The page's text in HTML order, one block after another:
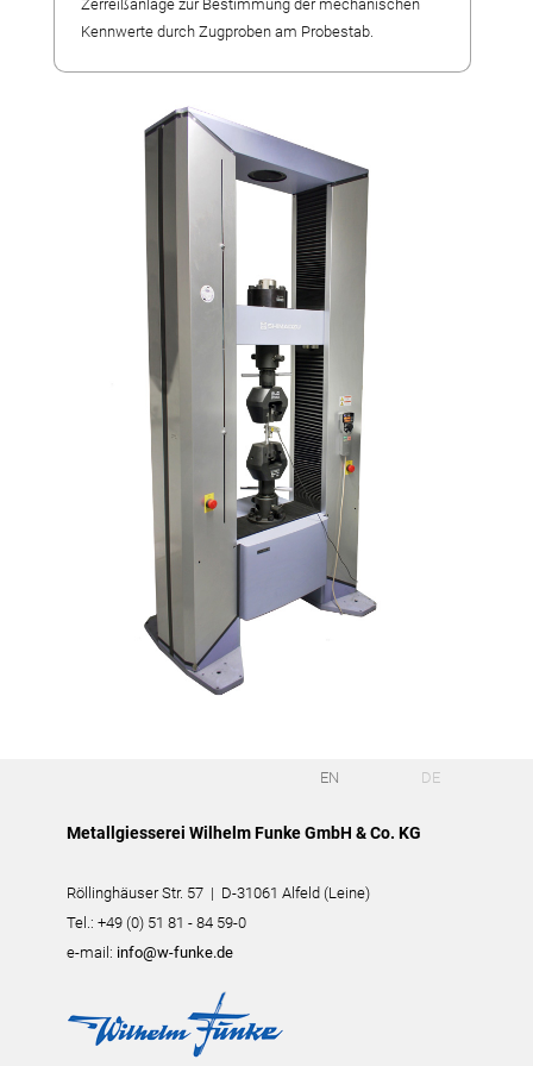
Reverse Engineering
Qualitätsmanagement
Eigene Produkte
Laserschweißen
Referenzteile
Stellenangebote
Wir bilden aus
Messetermine
Zerreißanlage zur Bestimmung der mechanischen
Kennwerte durch Zugproben am Probestab.
EN DE
Metallgiesserei Wilhelm Funke GmbH & Co. KG
Röllinghäuser Str. 57 | D-31061 Alfeld (Leine)
Tel.: +49 (0) 51 81 - 84 59-0
e-mail: info@w-funke.de